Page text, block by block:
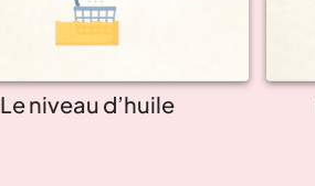
Le niveau d’huile